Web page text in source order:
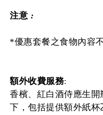
注意 :
*優惠套餐之食物內容
額外收費服務:
香檳、紅白酒侍應生開
下，包括提供額外紙